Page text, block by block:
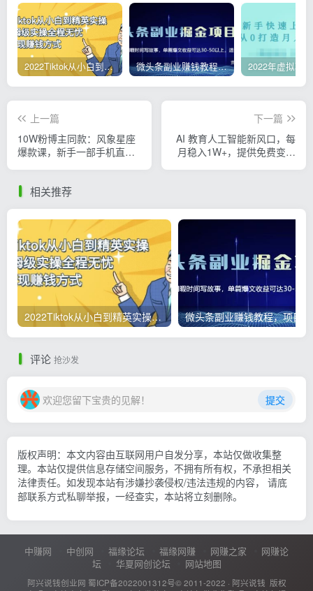
2022Tiktok从小白到精英实操，0-1保姆级实操全程无忧，多种变现赚钱方式 微头条副业赚钱教程，项目单号单天做到50-100+收益
上一篇
10W粉博主同款：风象星座
爆款课，新手一部手机直接
下一篇
AI 教育人工智能新风口，每
月稳入1W+，提供免费变现
相关推荐
2022Tiktok从小白到精英实操，0-1保姆级实操全程无忧，多种变现赚钱方式
评论 抢沙发
欢迎您留下宝贵的见解！ 提交
版权声明：本文内容由互联网用户自发分享，本站仅做收集整
理。本站仅提供信息存储空间服务，不拥有所有权，不承担相关
法律责任。如发现本站有涉嫌抄袭侵权/违法违规的内容， 请底
部联系方式私聊举报，一经查实，本站将立刻删除。
中赚网 中创网 福缘论坛 福缘网赚 网赚之家
网赚论
坛
华夏网创论坛 网站地图
阿兴说钱创业网 蜀ICP备2022001312号© 2011-2022 · 阿兴说钱 版权